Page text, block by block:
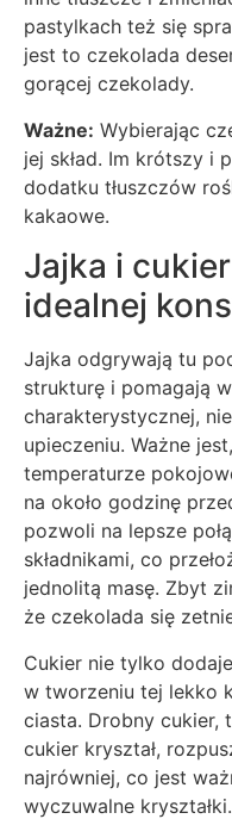
pastylkach też się
jest to czekolada
gorącej czekolady.
Ważne: Wybierając
jej skład. Im krótszy i
dodatku tłuszczów
kakaowe.
Jajka i
idealnej
Jajka odgrywają tu
strukturę i pomagają
charakterystycznej,
upieczeniu. Ważne
temperaturze
na około godzinę
pozwoli na lepsze
składnikami, co
jednolitą masę. Zbyt
że czekolada się
Cukier nie tylko
w tworzeniu tej lekko
ciasta. Drobny cukier,
cukier kryształ,
najrówniej, co jest
wyczuwalne